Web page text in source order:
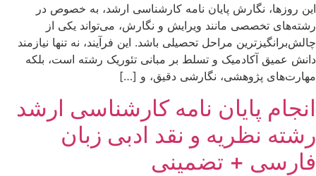
این روزها، نگارش پایان نامه کارشناسی ارشد، به خصوص در
رشته‌های تخصصی مانند ویرایش و نگارش، می‌تواند یکی از
چالش‌برانگیزترین مراحل تحصیلی باشد. این فرآیند، نه تنها نیازمند
دانش عمیق آکادمیک و تسلط بر مبانی تئوریک رشته است، بلکه
مهارت‌های پژوهشی، نگارشی دقیق، و […]
انجام پایان نامه کارشناسی ارشد
رشته نظریه و نقد ادبی زبان
فارسی + تضمینی